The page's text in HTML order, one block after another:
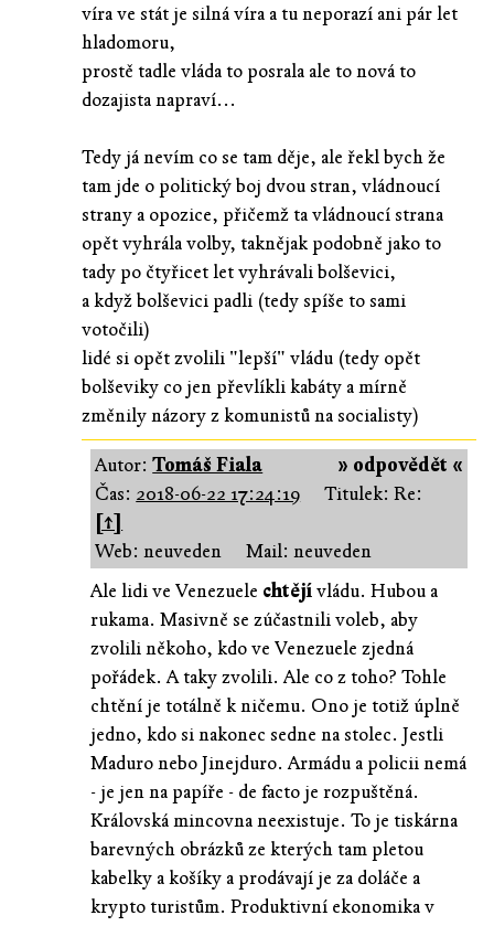
víra ve stát je silná víra a tu neporazí ani pár let
hladomoru,
prostě tadle vláda to posrala ale to nová to
dozajista napraví...
Tedy já nevím co se tam děje, ale řekl bych že
tam jde o politický boj dvou stran, vládnoucí
strany a opozice, přičemž ta vládnoucí strana
opět vyhrála volby, taknějak podobně jako to
tady po čtyřicet let vyhrávali bolševici,
a když bolševici padli (tedy spíše to sami
votočili)
lidé si opět zvolili "lepší" vládu (tedy opět
bolševiky co jen převlíkli kabáty a mírně
změnily názory z komunistů na socialisty)
» odpovědět «
Autor:Tomáš Fiala
Čas: 2018-06-22 17:24:19
Titulek: Re:
[↑]
Web: neuveden
Mail: neuveden
Ale lidi ve Venezuele chtějívládu. Hubou a
rukama. Masivně se zúčastnili voleb, aby
zvolili někoho, kdo ve Venezuele zjedná
pořádek. A taky zvolili. Ale co z toho? Tohle
chtění je totálně k ničemu. Ono je totiž úplně
jedno, kdo si nakonec sedne na stolec. Jestli
Maduro nebo Jinejduro. Armádu a policii nemá
- je jen na papíře - de facto je rozpuštěná.
Královská mincovna neexistuje. To je tiskárna
barevných obrázků ze kterých tam pletou
kabelky a košíky a prodávají je za doláče a
krypto turistům. Produktivní ekonomika v